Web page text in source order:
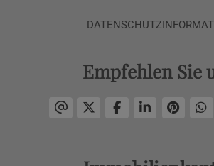
Empfehlen Sie